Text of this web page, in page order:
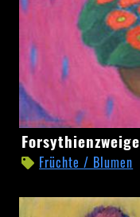
Forsythienzweige
Forsythienzweige
Früchte / Blumen